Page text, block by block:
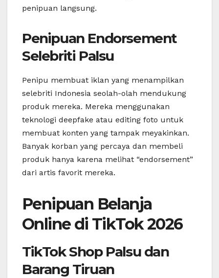
penipuan langsung.
Penipuan Endorsement
Selebriti Palsu
Penipu membuat iklan yang menampilkan
selebriti Indonesia seolah-olah mendukung
produk mereka. Mereka menggunakan
teknologi deepfake atau editing foto untuk
membuat konten yang tampak meyakinkan.
Banyak korban yang percaya dan membeli
produk hanya karena melihat “endorsement”
dari artis favorit mereka.
Penipuan Belanja
Online di TikTok 2026
TikTok Shop Palsu dan
Barang Tiruan